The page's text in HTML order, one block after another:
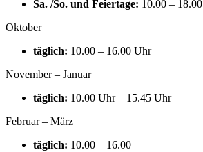
Sa. /So. und Feiertage: 10.00 – 18.00
Oktober
täglich: 10.00 – 16.00 Uhr
November – Januar
täglich: 10.00 Uhr – 15.45 Uhr
Februar – März
täglich: 10.00 – 16.00